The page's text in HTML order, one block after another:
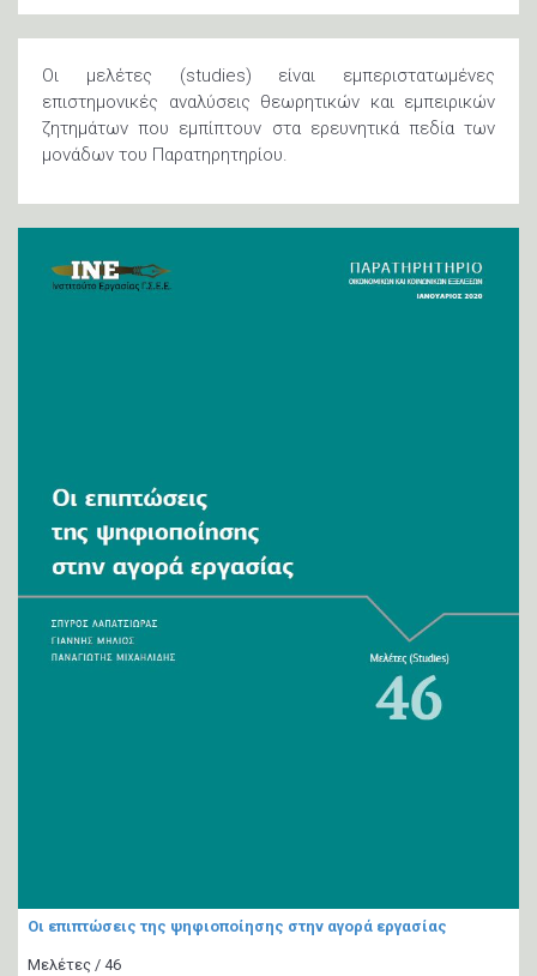
Οι μελέτες (studies) είναι εμπεριστατωμένες
επιστημονικές αναλύσεις θεωρητικών και εμπειρικών
ζητημάτων που εμπίπτουν στα ερευνητικά πεδία των
μονάδων του Παρατηρητηρίου.
Οι επιπτώσεις της ψηφιοποίησης στην αγορά εργασίας
Μελέτες / 46